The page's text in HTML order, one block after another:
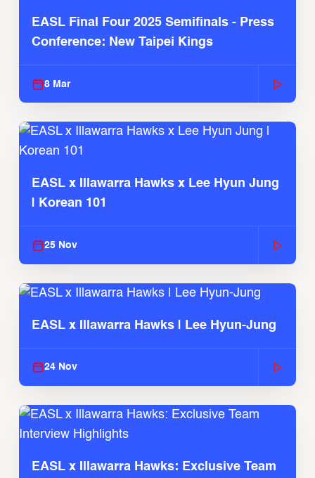
EASL Final Four 2025 Semifinals - Press
Conference: New Taipei Kings
8 Mar
EASL x Illawarra Hawks x Lee Hyun Jung
| Korean 101
25 Nov
EASL x Illawarra Hawks | Lee Hyun-Jung
24 Nov
EASL x Illawarra Hawks: Exclusive Team